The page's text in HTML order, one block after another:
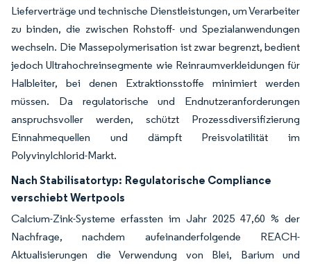
Lieferverträge und technische Dienstleistungen, um Verarbeiter
zu binden, die zwischen Rohstoff- und Spezialanwendungen
wechseln. Die Massepolymerisation ist zwar begrenzt, bedient
jedoch Ultrahochreinsegmente wie Reinraumverkleidungen für
Halbleiter, bei denen Extraktionsstoffe minimiert werden
müssen. Da regulatorische und Endnutzeranforderungen
anspruchsvoller werden, schützt Prozessdiversifizierung
Einnahmequellen und dämpft Preisvolatilität im
Polyvinylchlorid-Markt.
Nach Stabilisatortyp: Regulatorische Compliance
verschiebt Wertpools
Calcium-Zink-Systeme erfassten im Jahr 2025 47,60 % der
Nachfrage, nachdem aufeinanderfolgende REACH-
Aktualisierungen die Verwendung von Blei, Barium und